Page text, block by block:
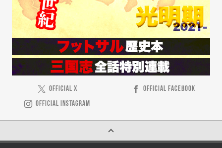
OFFICIAL X
OFFICIAL FACEBOOK
OFFICIAL INSTAGRAM